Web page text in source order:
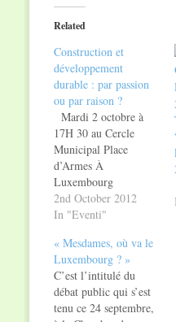
(Opens
in
new
Related
Construction et
développement
durable : par passion
ou par raison ?
Mardi 2 octobre à
17H 30 au Cercle
Municipal Place
d’Armes À
Luxembourg
programme
Conférence
ET
DéVELOPPEMENT
DURABLE: PAR
PASSION OU PAR
RAISON?» mardi 2
2nd October 2012
In "Eventi"
« Mesdames, où va le
Luxembourg ? »
C’est l’intitulé du
débat public qui s’est
tenu ce 24 septembre,